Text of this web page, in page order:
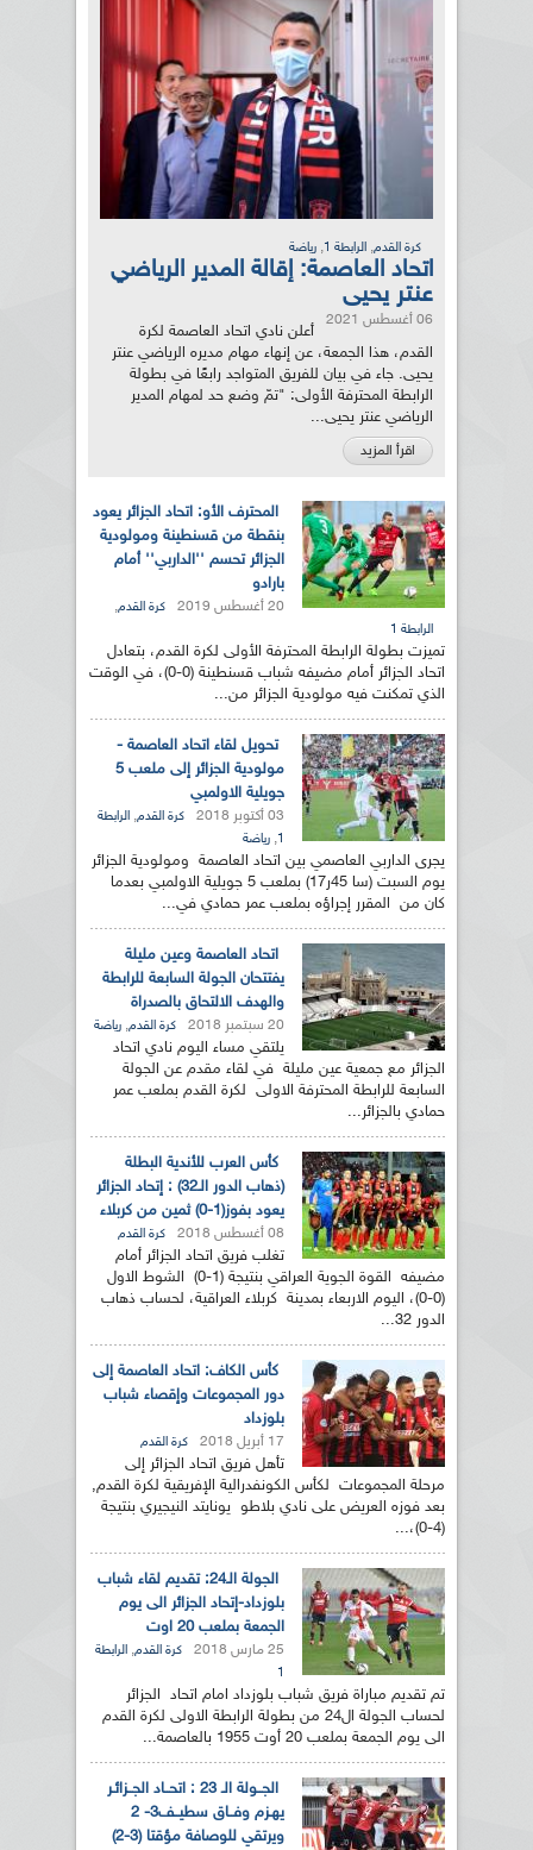
كرة القدم, الرابطة 1 , رياضة
اتحاد العاصمة: إقالة المدير الرياضي
عنتر يحيى
06 أغسطس 2021
أعلن نادي اتحاد العاصمة لكرة
القدم، هذا الجمعة، عن إنهاء مهام مديره الرياضي عنتر
يحيى. جاء في بيان للفريق المتواجد رابعًا في بطولة
الرابطة المحترفة الأولى: "تمّ وضع حد لمهام المدير
الرياضي عنتر يحيى...
اقرأ المزيد
المحترف الأو: اتحاد الجزائر يعود
بنقطة من قسنطينة ومولودية
الجزائر تحسم ''الداربي'' أمام
بارادو
20 أغسطس 2019 كرة القدم,
الرابطة 1
تميزت بطولة الرابطة المحترفة الأولى لكرة القدم، بتعادل
اتحاد الجزائر أمام مضيفه شباب قسنطينة (0-0)، في الوقت
الذي تمكنت فيه مولودية الجزائر من...
تحويل لقاء اتحاد العاصمة -
مولودية الجزائر إلى ملعب 5
جويلية الاولمبي
03 أكتوبر 2018 كرة القدم, الرابطة
1
, رياضة
يجرى الداربي العاصمي بين اتحاد العاصمة ومولودية الجزائر
يوم السبت (سا 45ر17) بملعب 5 جويلية الاولمبي بعدما
كان من المقرر إجراؤه بملعب عمر حمادي في...
اتحاد العاصمة وعين مليلة
يفتتحان الجولة السابعة للرابطة
والهدف الالتحاق بالصدراة
20 سبتمبر 2018 كرة القدم, رياضة
يلتقي مساء اليوم نادي اتحاد
الجزائر مع جمعية عين مليلة في لقاء مقدم عن الجولة
السابعة للرابطة المحترفة الاولى لكرة القدم بملعب عمر
حمادي بالجزائر...
كأس العرب للأندية البطلة
(ذهاب الدور الـ32) : إتحاد الجزائر
يعود بفوز(1-0) ثمين من كربلاء
08 أغسطس 2018 كرة القدم
تغلب فريق اتحاد الجزائر أمام
مضيفه القوة الجوية العراقي بنتيجة (1-0) الشوط الاول
(0-0)، اليوم الاربعاء بمدينة كربلاء العراقية، لحساب ذهاب
الدور 32...
كأس الكاف: اتحاد العاصمة إلى
دور المجموعات وإقصاء شباب
بلوزداد
17 أبريل 2018 كرة القدم
تأهل فريق اتحاد الجزائر إلى
مرحلة المجموعات لكأس الكونفدرالية الإفريقية لكرة القدم,
بعد فوزه العريض على نادي بلاطو يونايتد النيجيري بنتيجة
(4-0)،...
الجولة الـ24: تقديم لقاء شباب
بلوزداد-إتحاد الجزائر الى يوم
الجمعة بملعب 20 اوت
25 مارس 2018 كرة القدم, الرابطة
1
تم تقديم مباراة فريق شباب بلوزداد امام اتحاد الجزائر
لحساب الجولة ال24 من بطولة الرابطة الاولى لكرة القدم
الى يوم الجمعة بملعب 20 أوت 1955 بالعاصمة...
الجــولة الـ 23 : اتحــاد الجــزائـر
يهـزم وفــاق سطيــف3- 2
ويرتقي للوصافة مؤقتا (3-2)